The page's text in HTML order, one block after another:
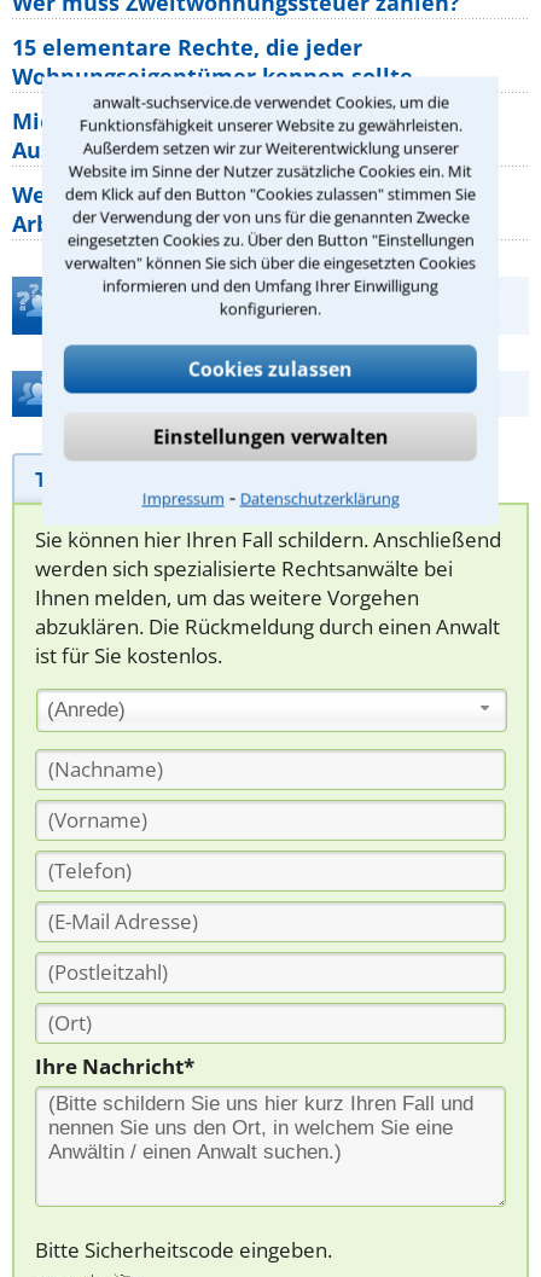
anwalt-suchservice.de verwendet Cookies, um die
Funktionsfähigkeit unserer Website zu gewährleisten.
Außerdem setzen wir zur Weiterentwicklung unserer
Website im Sinne der Nutzer zusätzliche Cookies ein. Mit
dem Klick auf den Button "Cookies zulassen" stimmen Sie
der Verwendung der von uns für die genannten Zwecke
eingesetzten Cookies zu. Über den Button "Einstellungen
verwalten" können Sie sich über die eingesetzten Cookies
informieren und den Umfang Ihrer Einwilligung
konfigurieren.
Cookies zulassen
Einstellungen verwalten
Impressum ⁃ Datenschutzerklärung
15 elementare Rechte, die jeder
Wohnungseigentümer kennen sollte
Mietpreisbremse 2026: Alle Regeln,
Ausnahmen und Rechte für Mieter
Welche Regeln für Teilnahme, Urlaub,
Arbeitszeit gelten beim
Teste Dein Rechtswissen
Hilfe bei Ihrer Anwaltsuche?
Telefonhilfe
Sie können hier Ihren Fall schildern. Anschließend
werden sich spezialisierte Rechtsanwälte bei
Ihnen melden, um das weitere Vorgehen
abzuklären. Die Rückmeldung durch einen Anwalt
ist für Sie kostenlos.
(Anrede)
Ihre Nachricht*
Bitte Sicherheitscode eingeben.